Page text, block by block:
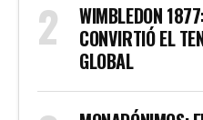
WIMBLEDON
CONVIRTIÓ EL
GLOBAL